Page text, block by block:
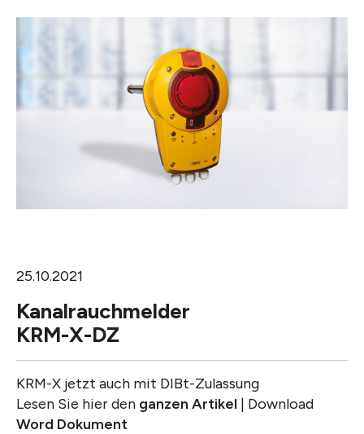
25.10.2021
Kanalrauchmelder
KRM-X-DZ
KRM-X jetzt auch mit DIBt-Zulassung
Lesen Sie hier den ganzen Artikel | Download
Word Dokument